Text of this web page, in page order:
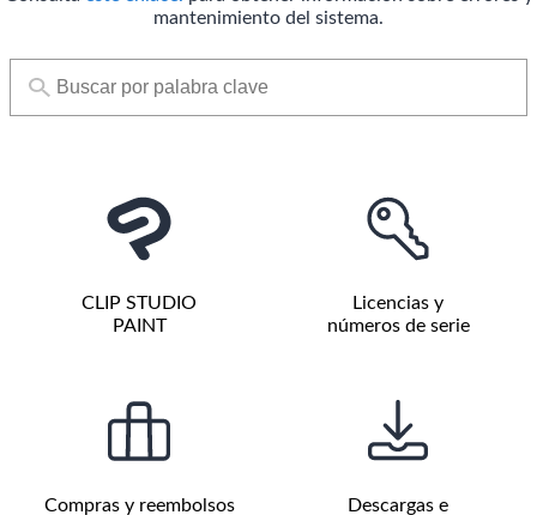
mantenimiento del sistema.
CLIP STUDIO
PAINT
Licencias y
números de serie
Compras y reembolsos
Descargas e